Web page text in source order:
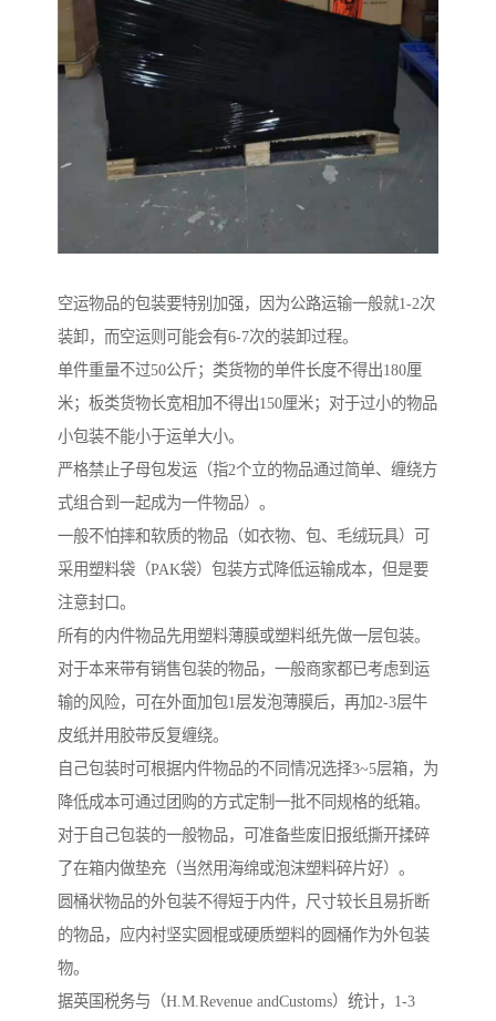
空运物品的包装要特别加强，因为公路运输一般就1-2次
装卸，而空运则可能会有6-7次的装卸过程。
单件重量不过50公斤；类货物的单件长度不得出180厘
米；板类货物长宽相加不得出150厘米；对于过小的物品
小包装不能小于运单大小。
严格禁止子母包发运（指2个立的物品通过简单、缠绕方
式组合到一起成为一件物品）。
一般不怕摔和软质的物品（如衣物、包、毛绒玩具）可
采用塑料袋（PAK袋）包装方式降低运输成本，但是要
注意封口。
所有的内件物品先用塑料薄膜或塑料纸先做一层包装。
对于本来带有销售包装的物品，一般商家都已考虑到运
输的风险，可在外面加包1层发泡薄膜后，再加2-3层牛
皮纸并用胶带反复缠绕。
自己包装时可根据内件物品的不同情况选择3~5层箱，为
降低成本可通过团购的方式定制一批不同规格的纸箱。
对于自己包装的一般物品，可准备些废旧报纸撕开揉碎
了在箱内做垫充（当然用海绵或泡沫塑料碎片好）。
圆桶状物品的外包装不得短于内件，尺寸较长且易折断
的物品，应内衬坚实圆棍或硬质塑料的圆桶作为外包装
物。
据英国税务与（H.M.Revenue andCustoms）统计，1-3